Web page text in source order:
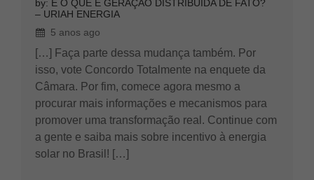
by: E O QUE É GERAÇÃO DISTRIBUÍDA DE FATO?
– URIAH ENERGIA
5 anos ago
[…] Faça parte dessa mudança também. Por
isso, vote Concordo Totalmente na enquete da
Câmara. Por fim, comece agora mesmo a
procurar mais informações e mecanismos para
promover uma transformação real. Continue com
a gente e saiba mais sobre incentivo à energia
solar no Brasil! […]